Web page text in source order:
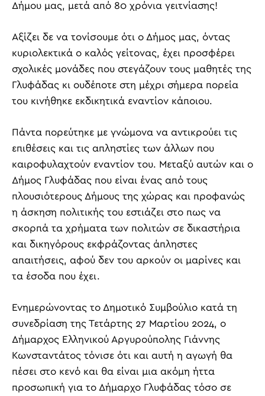
Δήμου μας, μετά από 80 χρόνια γειτνίασης!
Αξίζει δε να τονίσουμε ότι ο Δήμος μας, όντας
κυριολεκτικά ο καλός γείτονας, έχει προσφέρει
σχολικές μονάδες που στεγάζουν τους μαθητές της
Γλυφάδας κι ουδέποτε στη μέχρι σήμερα πορεία
του κινήθηκε εκδικητικά εναντίον κάποιου.
Πάντα πορεύτηκε με γνώμονα να αντικρούει τις
επιθέσεις και τις απληστίες των άλλων που
καιροφυλαχτούν εναντίον του. Μεταξύ αυτών και ο
Δήμος Γλυφάδας που είναι ένας από τους
πλουσιότερους Δήμους της χώρας και προφανώς
η άσκηση πολιτικής του εστιάζει στο πως να
σκορπά τα χρήματα των πολιτών σε δικαστήρια
και δικηγόρους εκφράζοντας άπληστες
απαιτήσεις, αφού δεν του αρκούν οι μαρίνες και
τα έσοδα που έχει.
Ενημερώνοντας το Δημοτικό Συμβούλιο κατά τη
συνεδρίαση της Τετάρτης 27 Μαρτίου 2024, ο
Δήμαρχος Ελληνικού Αργυρούπολης Γιάννης
Κωνσταντάτος τόνισε ότι και αυτή η αγωγή θα
πέσει στο κενό και θα είναι μια ακόμη ήττα
προσωπική για το Δήμαρχο Γλυφάδας τόσο σε